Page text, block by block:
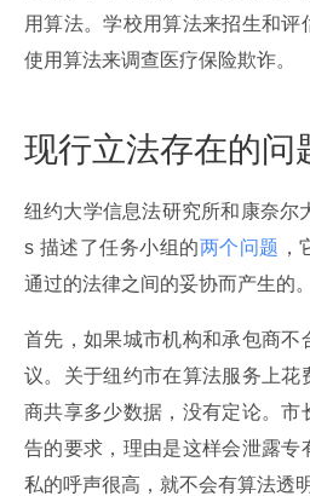
用算法。学校用算法来招生和评
使用算法来调查医疗保险欺诈。
现行立法存在的问
纽约大学信息法研究所和康奈尔
s 描述了任务小组的两个问题
通过的法律之间的妥协而产生的。
首先，如果城市机构和承包商不
议。关于纽约市在算法服务上花
商共享多少数据，没有定论。市
告的要求，理由是这样会泄露专
私的呼声很高，就不会有算法透明